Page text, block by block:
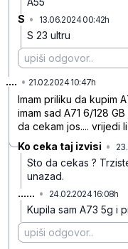
S • 13.06.2024 00:42h
S 23 ultru
.... • 21.02.2024 10:47h
Imam priliku da kupim
imam sad A71 6/128
da cekam jos.... vrijedi
Ko ceka taj izvisi •
Sto da cekas ?
unazad.
...... • 24.02.2024 16:08h
Kupila sam A73 5g i